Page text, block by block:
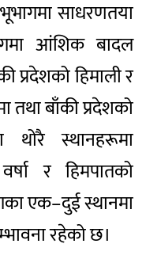
साधरणतया
आंशिक बादल
प्रदेशको हिमाली र
तथा बाँकी प्रदेशको
थोरै स्थानहरूमा
र हिमपातको
एक–दुई स्थानमा
रहेको छ।